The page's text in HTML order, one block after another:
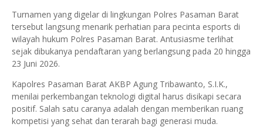
Turnamen yang digelar di lingkungan Polres Pasaman Barat
tersebut langsung menarik perhatian para pecinta esports di
wilayah hukum Polres Pasaman Barat. Antusiasme terlihat
sejak dibukanya pendaftaran yang berlangsung pada 20 hingga
23 Juni 2026.
Kapolres Pasaman Barat AKBP Agung Tribawanto, S.I.K.,
menilai perkembangan teknologi digital harus disikapi secara
positif. Salah satu caranya adalah dengan memberikan ruang
kompetisi yang sehat dan terarah bagi generasi muda.